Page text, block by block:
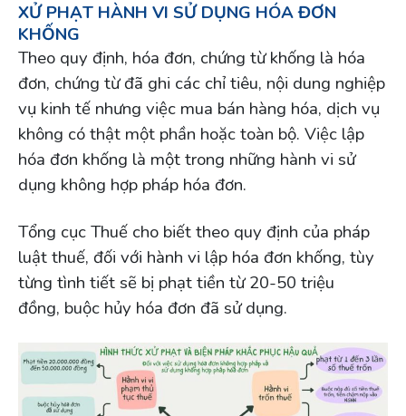
XỬ PHẠT HÀNH VI SỬ DỤNG HÓA ĐƠN
KHỐNG
Theo quy định, hóa đơn, chứng từ khống là hóa
đơn, chứng từ đã ghi các chỉ tiêu, nội dung nghiệp
vụ kinh tế nhưng việc mua bán hàng hóa, dịch vụ
không có thật một phần hoặc toàn bộ. Việc lập
hóa đơn khống là một trong những hành vi sử
dụng không hợp pháp hóa đơn.
Tổng cục Thuế cho biết theo quy định của pháp
luật thuế, đối với hành vi lập hóa đơn khống, tùy
từng tình tiết sẽ bị phạt tiền từ 20-50 triệu
đồng, buộc hủy hóa đơn đã sử dụng.